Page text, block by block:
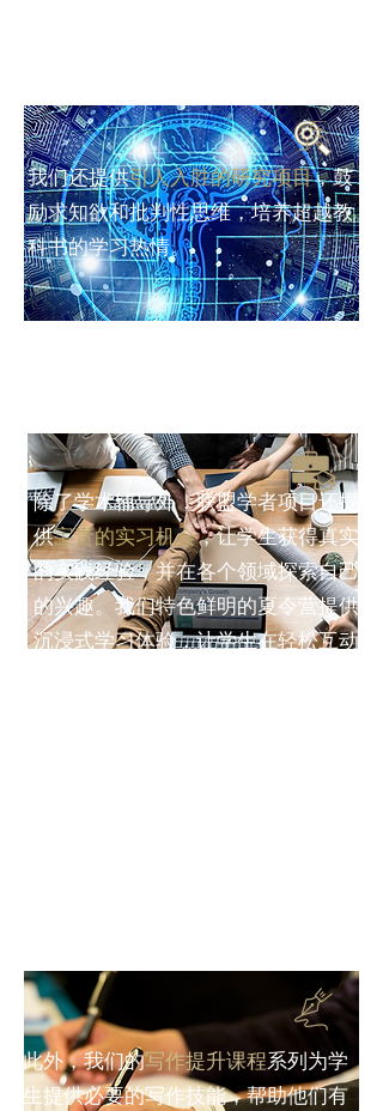
我们还提供引人入胜的研究项目，鼓
励求知欲和批判性思维，培养超越教
科书的学习热情。
除了学术辅导外，联盟学者项目还提
供宝贵的实习机会，让学生获得真实
的实践经验，并在各个领域探索自己
的兴趣。我们特色鲜明的夏令营提供
沉浸式学习体验，让学生在轻松互动
此外，我们的写作提升课程系列为学
生提供必要的写作技能，帮助他们有